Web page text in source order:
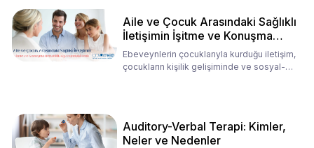
Aile ve Çocuk Arasındaki Sağlıklı
İletişimin İşitme ve Konuşma
Rehabilitasyonundaki Rolü
Ebeveynlerin çocuklarıyla kurduğu iletişim,
çocukların kişilik gelişiminde ve sosyal-
Auditory-Verbal Terapi: Kimler,
Neler ve Nedenler